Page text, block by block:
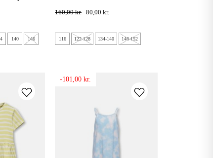
140 146
160,00 kr. 80,00 kr.
116 122-128 134-140 146-152
-101,00 kr.